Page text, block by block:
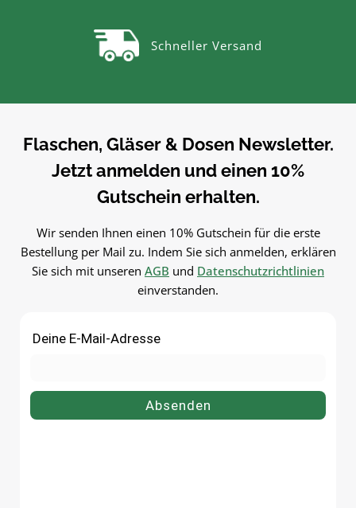
hygienisch und nachfüllbar.PflegehinweiseVor dem ersten
Gebrauch mit warmem Wasser ausspülenReinigung von Hand
empfohlenGut trocknen lassenJetzt bestellenBestelle deinen
Schneller Versand
Flaschen, Gläser & Dosen Newsletter.
Jetzt anmelden und einen 10%
Gutschein erhalten.
Wir senden Ihnen einen 10% Gutschein für die erste
Bestellung per Mail zu. Indem Sie sich anmelden, erklären
Sie sich mit unseren AGB und Datenschutzrichtlinien
einverstanden.